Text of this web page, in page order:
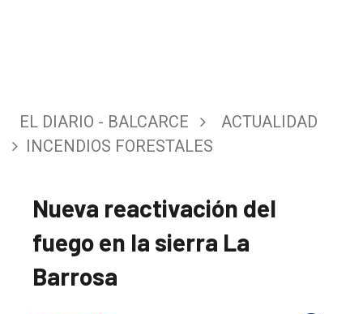
EL DIARIO - BALCARCE
ACTUALIDAD
INCENDIOS FORESTALES
Nueva reactivación del
fuego en la sierra La
Barrosa